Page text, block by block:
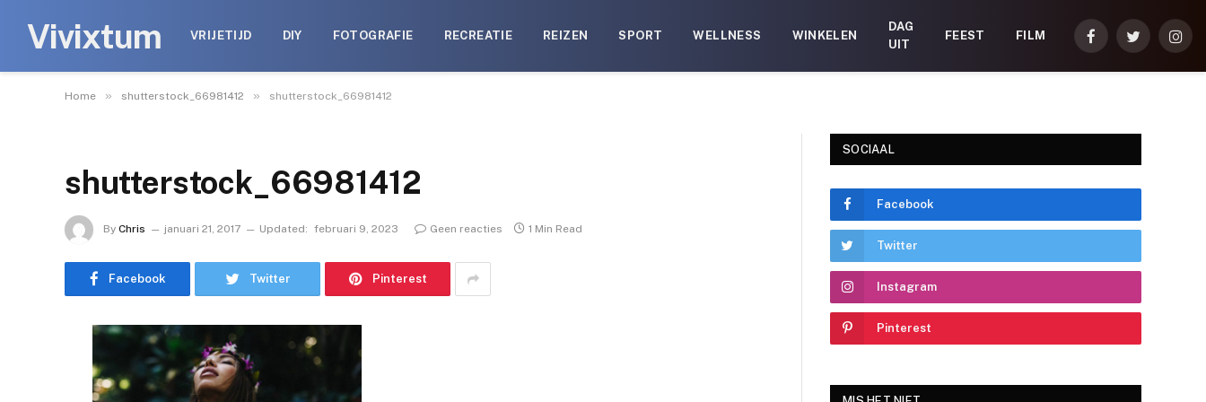
Vivixtum VRIJETIJD DIY FOTOGRAFIE RECREATIE REIZEN SPORT WELLNESS WINKELEN
DAG
UIT
FEEST FILM
FacebookTwitter
Home » shutterstock_66981412 » shutterstock_66981412
shutterstock_66981412
By Chris januari 21, 2017 Updated: februari 9, 2023 Geen reacties 1 Min Read
Facebook Twitter Pinterest
SOCIAAL
Facebook
Twitter
Instagram
Pinterest